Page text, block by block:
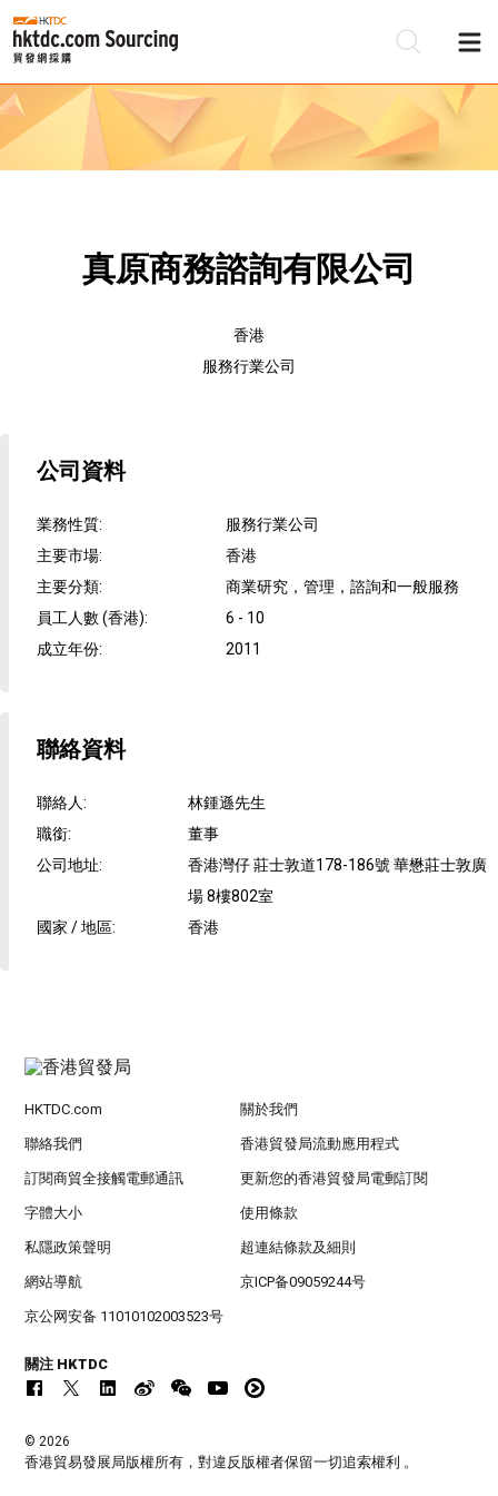
真原商務諮詢有限公司
香港
服務行業公司
公司資料
業務性質:
服務行業公司
主要市場:
香港
主要分類:
商業研究，管理，諮詢和一般服務
員工人數 (香港):
6 - 10
成立年份: 2011
聯絡資料
聯絡人:
林鍾遜先生
職銜:
董事
公司地址:
香港灣仔 莊士敦道178-186號 華懋莊士敦廣
場 8樓802室
國家 / 地區: 香港
HKTDC.com 關於我們
聯絡我們 香港貿發局流動應用程式
訂閱商貿全接觸電郵通訊 更新您的香港貿發局電郵訂閱
字體大小 使用條款
私隱政策聲明 超連結條款及細則
網站導航 京ICP备09059244号
京公网安备 11010102003523号
關注 HKTDC
© 2026
香港貿易發展局版權所有，對違反版權者保留一切追索權利 。